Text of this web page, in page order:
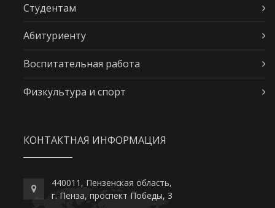
Студентам
Абитуриенту
Воспитательная работа
Физкультура и спорт
КОНТАКТНАЯ ИНФОРМАЦИЯ
440011, Пензенская область,
г. Пенза, проспект Победы, 3